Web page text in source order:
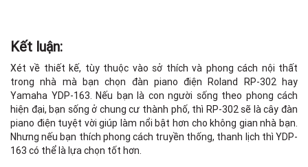
Kết luận:
Xét về thiết kế, tùy thuộc vào sở thích và phong cách nội thất
trong nhà mà bạn chọn đàn piano điện Roland RP-302 hay
Yamaha YDP-163. Nếu bạn là con người sống theo phong cách
hiện đại, bạn sống ở chung cư thành phố, thì RP-302 sẽ là cây đàn
piano điện tuyệt vời giúp làm nổi bật hơn cho không gian nhà bạn.
Nhưng nếu bạn thích phong cách truyền thống, thanh lịch thì YDP-
163 có thể là lựa chọn tốt hơn.